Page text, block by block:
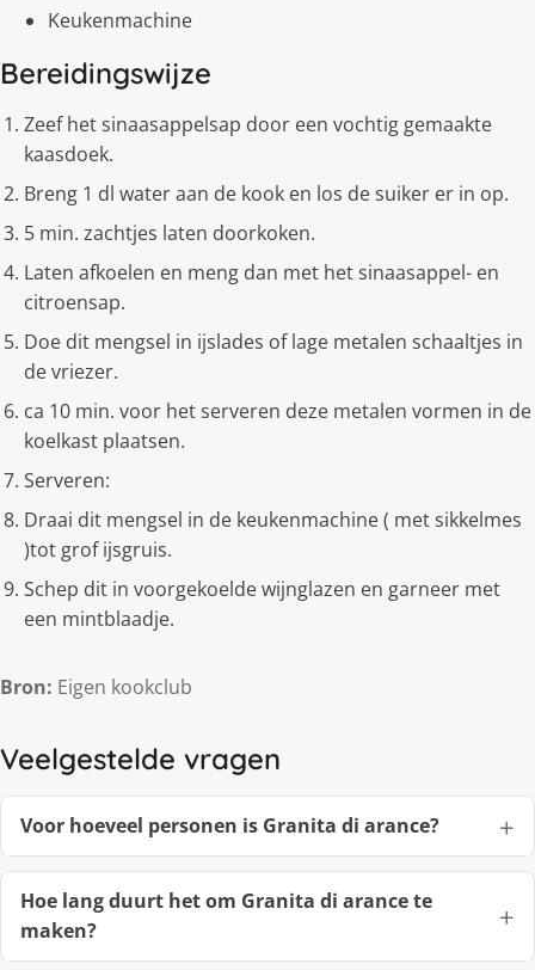
Keukenmachine
Bereidingswijze
Zeef het sinaasappelsap door een vochtig gemaakte
kaasdoek.
Breng 1 dl water aan de kook en los de suiker er in op.
5 min. zachtjes laten doorkoken.
Laten afkoelen en meng dan met het sinaasappel- en
citroensap.
Doe dit mengsel in ijslades of lage metalen schaaltjes in
de vriezer.
ca 10 min. voor het serveren deze metalen vormen in de
koelkast plaatsen.
Serveren:
Draai dit mengsel in de keukenmachine ( met sikkelmes
)tot grof ijsgruis.
Schep dit in voorgekoelde wijnglazen en garneer met
een mintblaadje.
Bron: Eigen kookclub
Veelgestelde vragen
Voor hoeveel personen is Granita di arance?
Hoe lang duurt het om Granita di arance te
maken?